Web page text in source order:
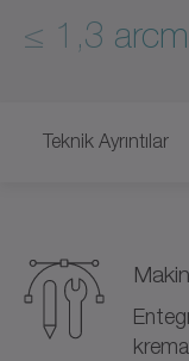
≤ 1,3
Teknik Ayrıntılar